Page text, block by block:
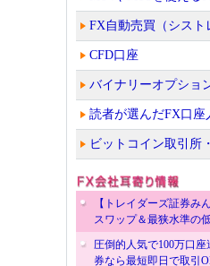
FX自動売買（シスト
CFD口座
バイナリーオプショ
読者が選んだFX口座
ビットコイン取引所
【トレイダーズ証券み
スワップ＆最狭水準の
圧倒的人気で100万口
券なら最短即日で取引